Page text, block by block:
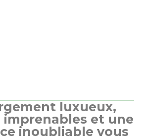
luxueux,
imprenables et une
inoubliable vous